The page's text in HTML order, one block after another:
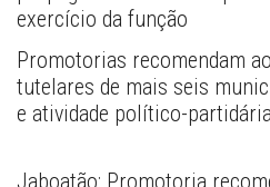
exercício da função
Promotorias recomendam
tutelares de mais seis
e atividade político-
Jaboatão: Promotoria